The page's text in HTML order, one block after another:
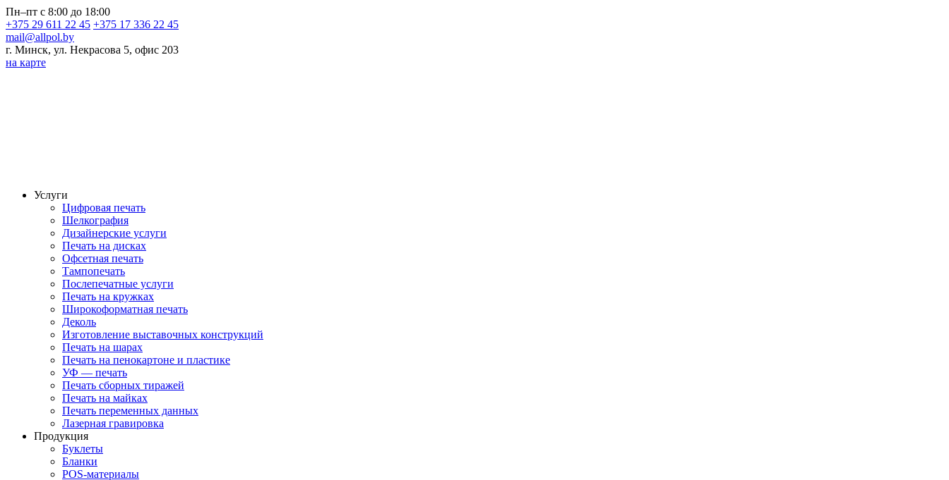
Пн–пт с 8:00 до 18:00
+375 29 611 22 45 +375 17 336 22 45
mail@allpol.by
г. Минск, ул. Некрасова 5, офис 203
на карте
Услуги
Цифровая печать
Шелкография
Дизайнерские услуги
Печать на дисках
Офсетная печать
Тампопечать
Послепечатные услуги
Печать на кружках
Широкоформатная печать
Деколь
Изготовление выставочных конструкций
Печать на шарах
Печать на пенокартоне и пластике
УФ — печать
Печать сборных тиражей
Печать на майках
Печать переменных данных
Лазерная гравировка
Продукция
Буклеты
Бланки
POS-материалы